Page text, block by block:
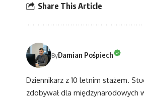
Share This Article
ByDamian Pośpiech
Dziennikarz z 10 letnim stażem.
zdobywał dla międzynarodowych